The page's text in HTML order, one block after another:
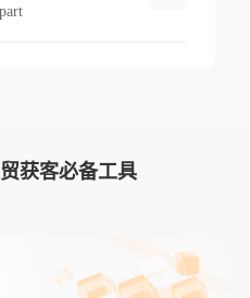
获客必备工具